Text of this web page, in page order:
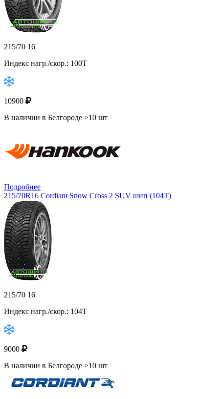
215/70 16
Индекс нагр./скор.: 100T
10900
В наличии в Белгороде >10 шт
Подробнее
215/70R16 Cordiant Snow Cross 2 SUV шип (104T)
215/70 16
Индекс нагр./скор.: 104T
9000
В наличии в Белгороде >10 шт